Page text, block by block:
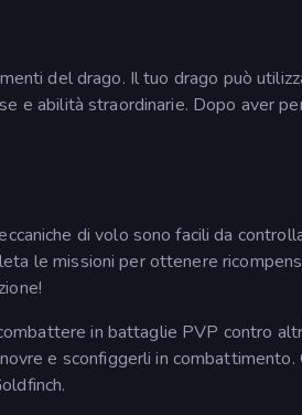
del drago. Il tuo drago può
e abilità straordinarie. Dopo aver
di volo sono facili da
le missioni per ottenere
in battaglie PVP contro
e sconfiggerli in combattimento.